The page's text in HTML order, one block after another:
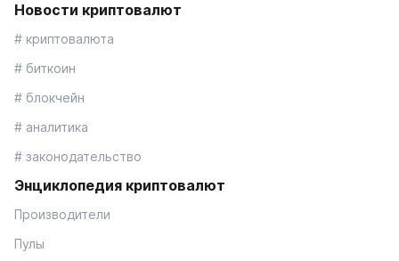
Новости криптовалют
# криптовалюта
# биткоин
# блокчейн
# аналитика
# законодательство
Энциклопедия криптовалют
Производители
Пулы